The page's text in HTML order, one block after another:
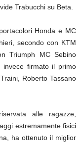
Trabucchi su Beta.
Honda e MC
secondo con KTM
Triumph MC Sebino
invece firmato il primo
Roberto Tassano
alle ragazze,
estremamente fisici
ha ottenuto il miglior